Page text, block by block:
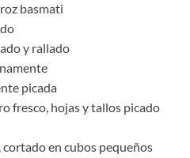
basmati
y rallado
picada
fresco, hojas y tallos picado
cortado en cubos pequeños